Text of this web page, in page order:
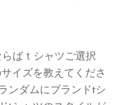
らばｔシャツご選択
イズを教えてくださ
ンダムにブランドtシ